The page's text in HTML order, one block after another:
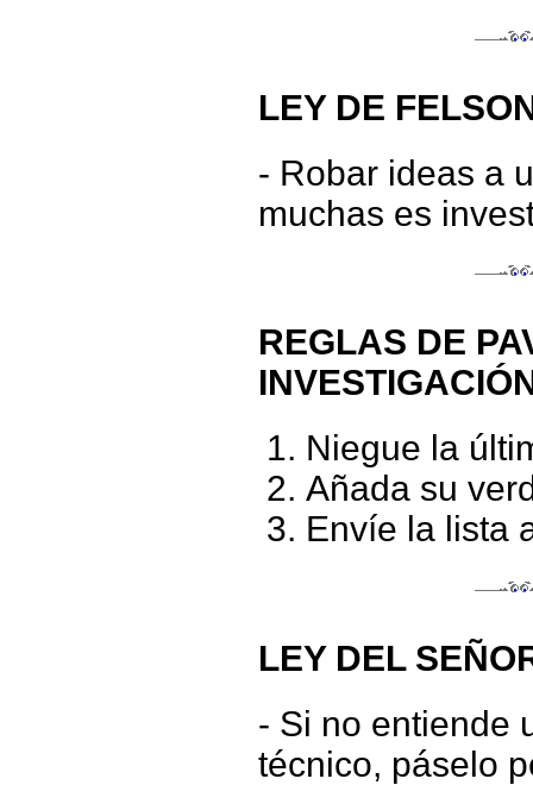
LEY DE
- Robar ideas a
muchas es
REGLAS DE
Niegue la
Añada su
Envíe la lista
LEY DEL
- Si no entiende
técnico, páselo